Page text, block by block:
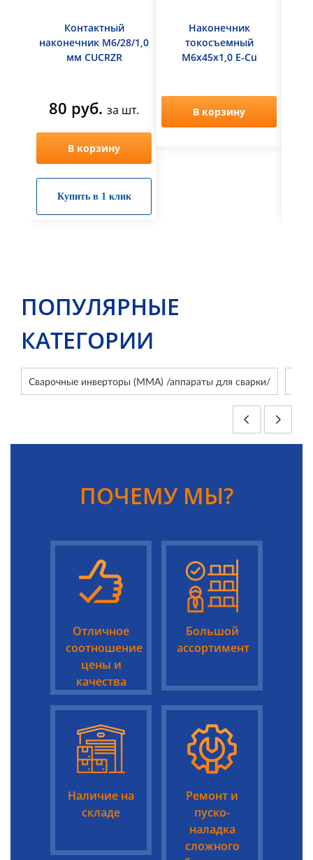
Контактный
наконечник M6/28/1,0
мм CUCRZR
80 руб. за шт.
В корзину
Купить в 1 клик
Наконечник
токосъемный
М6х45х1,0 Е-Сu
В корзину
ПОПУЛЯРНЫЕ
КАТЕГОРИИ
Сварочные инверторы (ММА) /аппараты для сварки/
ПОЧЕМУ МЫ?
Отличное
соотношение
цены и
качества
Большой
ассортимент
Наличие на
складе
Ремонт и
пуско-
наладка
сложного